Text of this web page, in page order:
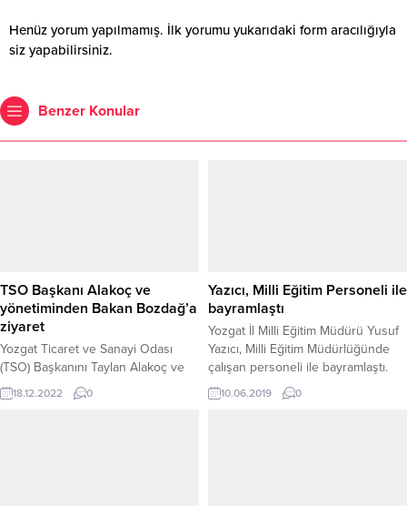
Henüz yorum yapılmamış. İlk yorumu yukarıdaki form aracılığıyla
siz yapabilirsiniz.
Benzer Konular
TSO Başkanı Alakoç ve
yönetiminden Bakan Bozdağ’a
ziyaret
Yozgat Ticaret ve Sanayi Odası
(TSO) Başkanını Taylan Alakoç ve
yönetim kurulu üyeleri Adalet
Bakanı Bekir Bozdağ’ı ziyaret etti.
18.12.2022 0
Yazıcı, Milli Eğitim Personeli ile
bayramlaştı
Yozgat İl Milli Eğitim Müdürü Yusuf
Yazıcı, Milli Eğitim Müdürlüğünde
çalışan personeli ile bayramlaştı.
10.06.2019 0